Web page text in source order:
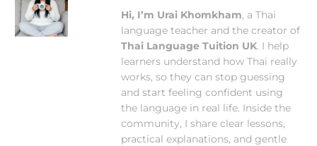
Hi, I’m Urai Khomkham, a Thai
language teacher and the creator of
Thai Language Tuition UK. I help
learners understand how Thai really
works, so they can stop guessing
and start feeling confident using
the language in real life. Inside the
community, I share clear lessons,
practical explanations, and gentle